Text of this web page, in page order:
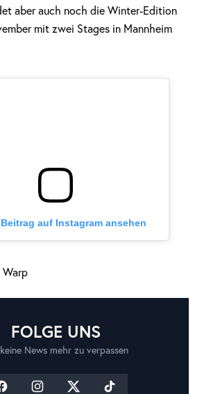
aber auch noch die Winter-Edition
mit zwei Stages in Mannheim
auf Instagram ansehen
FOLGE UNS
News mehr zu verpassen